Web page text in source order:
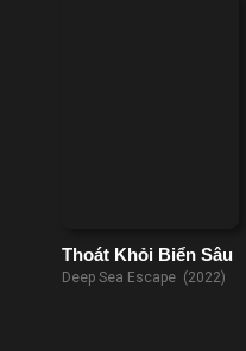
Thoát Khỏi Biển Sâu
Deep Sea Escape (2022)